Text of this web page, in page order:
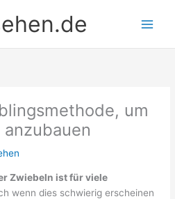
um
Zwiebeln ist für viele
wenn dies schwierig erscheinen